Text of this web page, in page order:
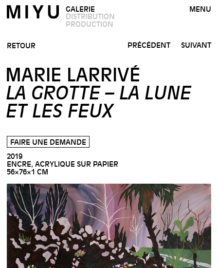
GALERIE
DISTRIBUTION
PRODUCTION
MENU
RETOUR
MARIE LARRIVÉ
LA GROTTE – LA LUNE
ET LES FEUX
FAIRE UNE DEMANDE
2019
ENCRE, ACRYLIQUE SUR PAPIER
56×76×1 CM
PRÉCÉDENT SUIVANT